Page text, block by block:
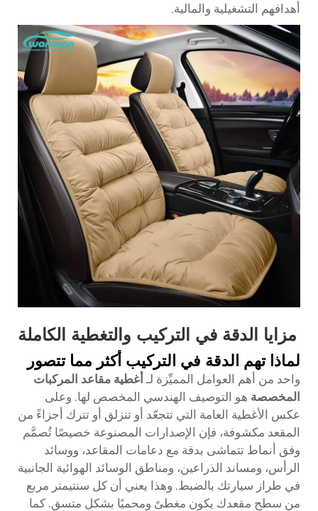
أهدافهم التشغيلية والمالية.
مزايا الدقة في التركيب والتغطية الكاملة
لماذا تهم الدقة في التركيب أكثر مما تتصور
واحد من أهم العوامل المميِّزة لـ أغطية مقاعد المركبات
المخصصة هو التوصيف الهندسي المخصص لها. وعلى
عكس الأغطية العامة التي تتجعّد أو تنزلق أو تترك أجزاءً من
المقعد مكشوفة، فإن الإصدارات المصنوعة خصيصًا تُصمَّم
وفق أنماط تتماشى بدقة مع دعامات المقاعد، ووسائد
الرأس، ومساند الذراعين، ومناطق الوسائد الهوائية الجانبية
في طراز سيارتك بالضبط. وهذا يعني أن كل سنتيمتر مربع
من سطح مقعدك يكون مغطىً ومحميًا بشكلٍ متسق. كما